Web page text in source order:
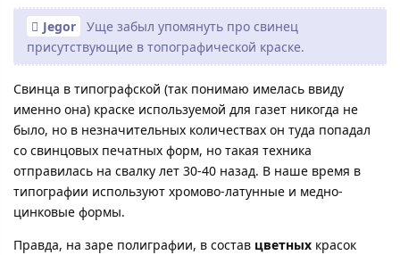
Jegor
Уще забыл упомянуть про свинец
присутствующие в топографической краске.
Свинца в типографской (так понимаю имелась ввиду
именно она) краске используемой для газет никогда не
было, но в незначительных количествах он туда попадал
со свинцовых печатных форм, но такая техника
отправилась на свалку лет 30-40 назад. В наше время в
типографии используют хромово-латунные и медно-
цинковые формы.
Правда, на заре полиграфии, в состав цветных красок